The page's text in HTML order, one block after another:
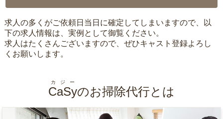
求人の多くがご依頼日当日に確定してしまいますので、以
下の求人情報は、実例として御覧ください。
求人はたくさんございますので、ぜひキャスト登録よろし
くお願いします。
CaSy
カジー
のお掃除代行とは